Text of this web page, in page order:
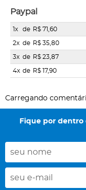
Paypal
1x de R$ 71,60
2x de R$ 35,80
3x de R$ 23,87
4x de R$ 17,90
Carregando
Fique por dentro